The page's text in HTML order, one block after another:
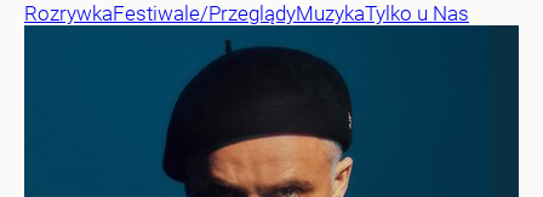
RozrywkaFestiwale/PrzeglądyMuzykaTylko u Nas